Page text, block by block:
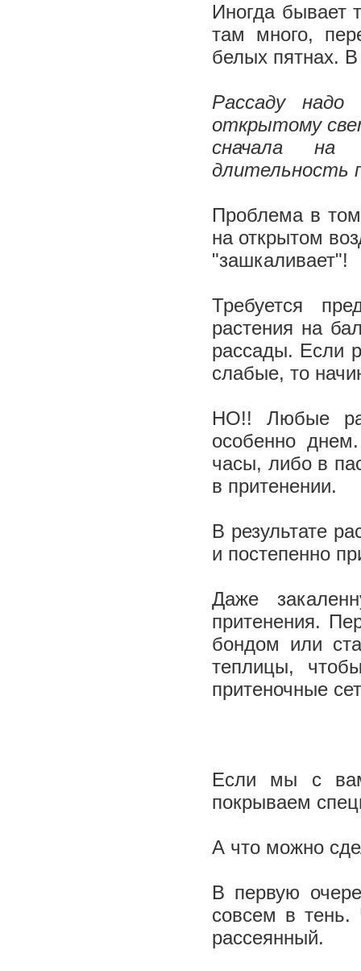
Иногда бывает
там много,
белых пятнах.
Рассаду
открытому
сначала на
длительность
Проблема в
на открытом
"зашкаливает"!
Требуется
растения на
рассады. Если
слабые, то
НО!! Любые
особенно
часы, либо в
в притенении.
В результате
и постепенно
Даже
притенения.
бондом или
теплицы,
притеночные
Если мы с
покрываем
А что можно
В первую
совсем в тень.
рассеянный.